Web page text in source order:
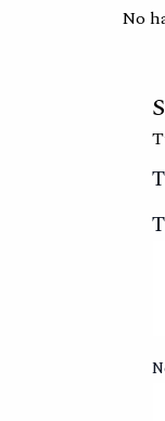
No